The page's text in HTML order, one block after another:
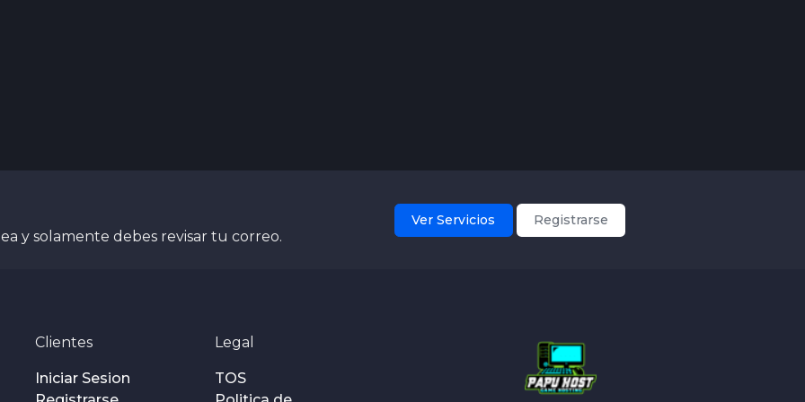
y solamente debes revisar tu correo.
Ver Servicios Registrarse
Clientes
Iniciar Sesion
Legal
TOS